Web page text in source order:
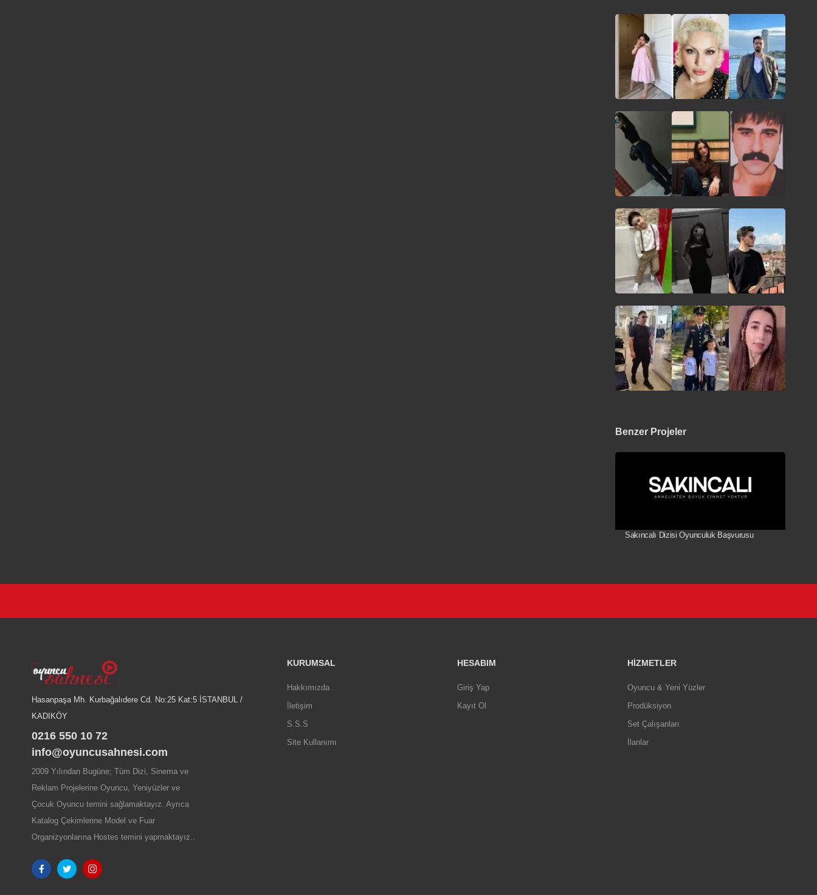
Benzer Projeler
Sakıncalı Dizisi Oyunculuk Başvurusu
Hasanpaşa Mh. Kurbağalıdere Cd. No:25 Kat:5 İSTANBUL /
KADIKÖY
0216 550 10 72
info@oyuncusahnesi.com
2009 Yılından Bugüne; Tüm Dizi, Sinema ve
Reklam Projelerine Oyuncu, Yeniyüzler ve
Çocuk Oyuncu temini sağlamaktayız. Ayrıca
Katalog Çekimlerine Model ve Fuar
Organizyonlarına Hostes temini yapmaktayız..
KURUMSAL
Hakkımızda
İletişim
S.S.S
Site Kullanımı
HESABIM
Giriş Yap
Kayıt Ol
HIZMETLER
Oyuncu & Yeni Yüzler
Prodüksiyon
Set Çalışanları
İlanlar